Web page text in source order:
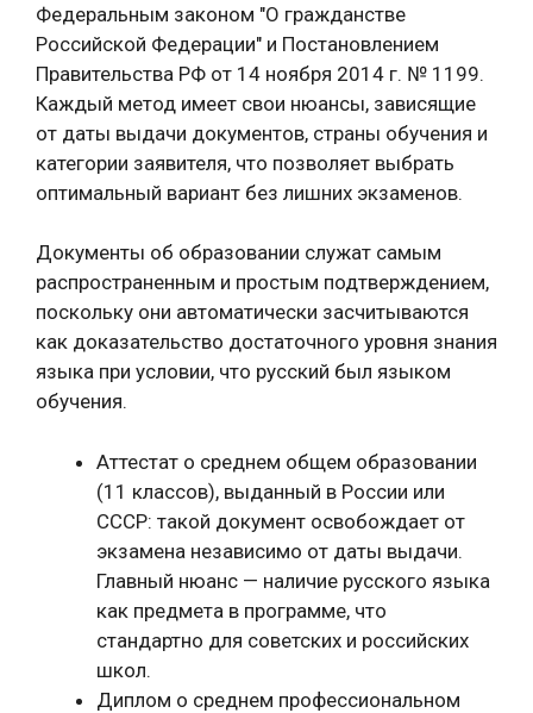
Федеральным законом "О гражданстве
Российской Федерации" и Постановлением
Правительства РФ от 14 ноября 2014 г. № 1199.
Каждый метод имеет свои нюансы, зависящие
от даты выдачи документов, страны обучения и
категории заявителя, что позволяет выбрать
оптимальный вариант без лишних экзаменов.
Документы об образовании служат самым
распространенным и простым подтверждением,
поскольку они автоматически засчитываются
как доказательство достаточного уровня знания
языка при условии, что русский был языком
обучения.
Аттестат о среднем общем образовании
(11 классов), выданный в России или
СССР: такой документ освобождает от
экзамена независимо от даты выдачи.
Главный нюанс — наличие русского языка
как предмета в программе, что
стандартно для советских и российских
школ.
Диплом о среднем профессиональном